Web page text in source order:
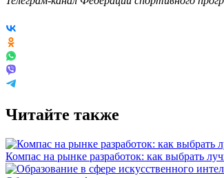
Читайте также
Компас на рынке разработок: как выбрать